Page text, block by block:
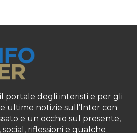
portale degli interisti e per gli
ultime notizie sull’Inter con
e un occhio sul presente,
riflessioni e qualche